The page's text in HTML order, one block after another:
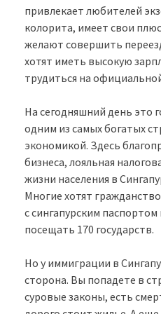
привлекает любителей
колорита, имеет свои
желают совершить
хотят иметь высокую
трудиться на
На сегодняшний день это
одним из самых богатых
экономикой. Здесь
бизнеса, лояльная
жизни населения в
Многие хотят
с сингапурским
посещать 170 государств.
Но у иммиграции в
сторона. Вы попадете в
суровые законы, есть